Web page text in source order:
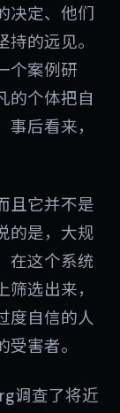
决定、他们
的远见。
个案例研
的个体把自
后看来，
且它并不是
的是，大规
在这个系统
选出来，
度自信的人
害者。
调查了将近